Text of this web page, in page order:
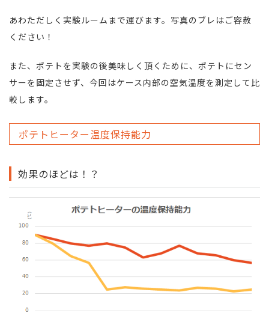
あわただしく実験ルームまで運びます。写真のブレはご容赦
ください！
また、ポテトを実験の後美味しく頂くために、ポテトにセン
サーを固定させず、今回はケース内部の空気温度を測定して比
較します。
ポテトヒーター温度保持能力
効果のほどは！？